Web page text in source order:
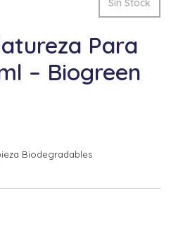
Sin Stock
Para
– Biogreen
Biodegradables